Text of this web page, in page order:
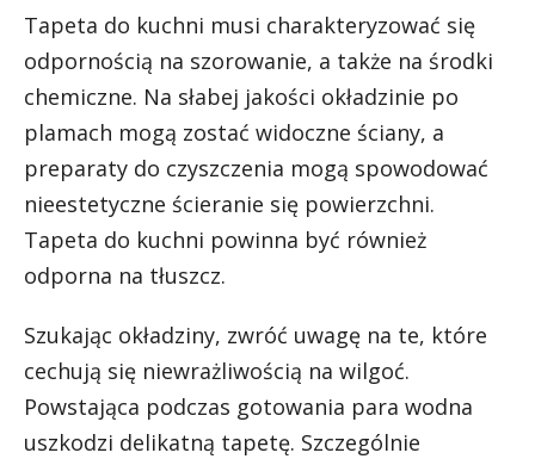
Tapeta do kuchni musi charakteryzować się
odpornością na szorowanie, a także na środki
chemiczne. Na słabej jakości okładzinie po
plamach mogą zostać widoczne ściany, a
preparaty do czyszczenia mogą spowodować
nieestetyczne ścieranie się powierzchni.
Tapeta do kuchni powinna być również
odporna na tłuszcz.
Szukając okładziny, zwróć uwagę na te, które
cechują się niewrażliwością na wilgoć.
Powstająca podczas gotowania para wodna
uszkodzi delikatną tapetę. Szczególnie